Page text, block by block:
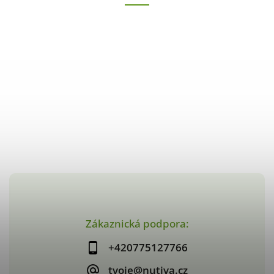
Zákaznická podpora:
+420775127766
tvoje@nutiva.cz